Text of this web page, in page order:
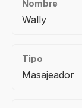
Nombre
Wally
Tipo
Masajeador